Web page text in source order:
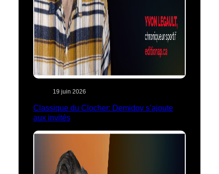
19 juin 2026
Classique du Clocher: Demidov s’ajoute
aux invités